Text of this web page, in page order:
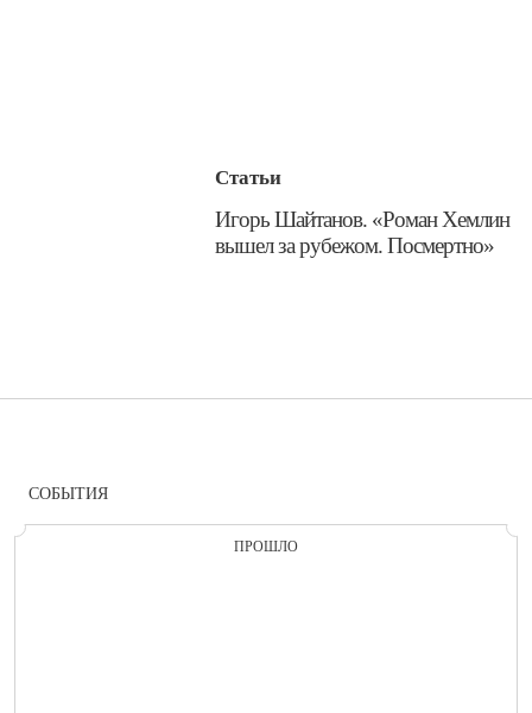
Статьи
​Игорь Шайтанов. «Роман Хемлин
вышел за рубежом. Посмертно»
СОБЫТИЯ
ПРОШЛО